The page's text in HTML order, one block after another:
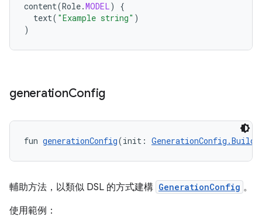
content(Role.MODEL)
{
text( "Example string" )
)
generationConfig
fun generationConfig(init:
輔助方法，以類似 DSL 的方式建構 GenerationConfig 。
使用範例：